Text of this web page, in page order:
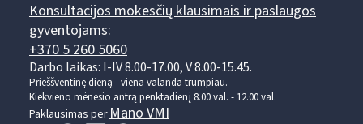
Konsultacijos mokesčių klausimais ir paslaugos
gyventojams:
+370 5 260 5060
Darbo laikas: I-IV 8.00-17.00, V 8.00-15.45.
Prieššventinę dieną - viena valanda trumpiau.
Kiekvieno mėnesio antrą penktadienį 8.00 val. - 12.00 val.
Paklausimas perMano VMI